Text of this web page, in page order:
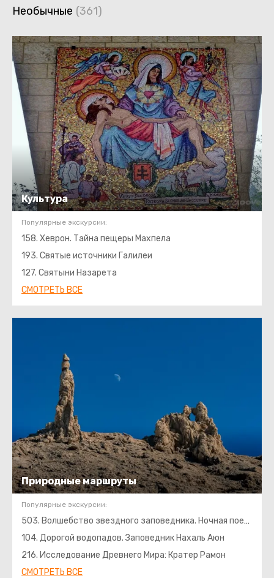
Необычные
Культура
Популярные экскурсии:
158. Хеврон. Тайна пещеры Махпела
193. Святые источники Галилеи
127. Святыни Назарета
СМОТРЕТЬ ВСЕ
Природные маршруты
Популярные экскурсии:
503. Волшебство звездного заповедника. Ночная поездка
104. Дорогой водопадов. Заповедник Нахаль Аюн
216. Исследование Древнего Мира: Кратер Рамон
СМОТРЕТЬ ВСЕ